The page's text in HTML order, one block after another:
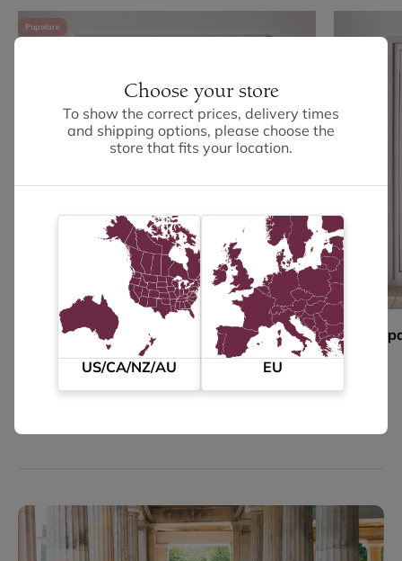
Choose your store
To show the correct prices, delivery times
and shipping options, please choose the
store that fits your location.
US/CA/NZ/AU EU
Popolare
Mappa della città
Prezzo scontato
da 29,95 €